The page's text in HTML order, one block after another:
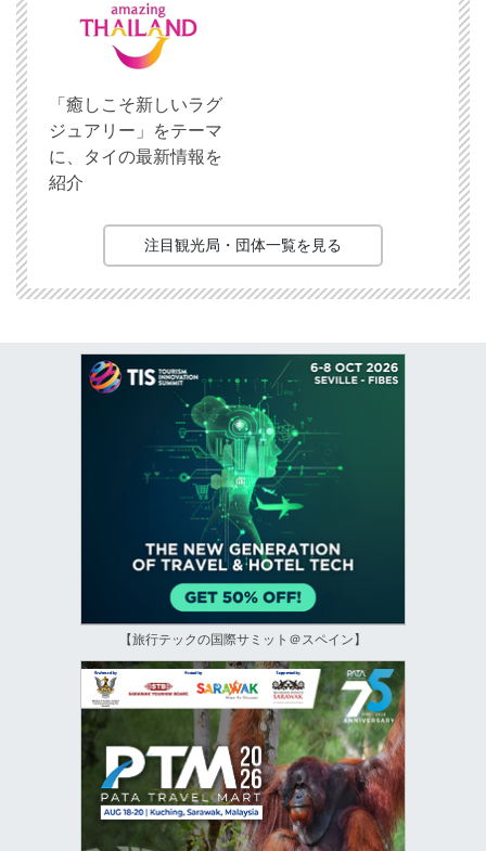
「癒しこそ新しいラグ
ジュアリー」をテーマ
に、タイの最新情報を
紹介
注目観光局・団体一覧を見る
【旅行テックの国際サミット＠スペイン】